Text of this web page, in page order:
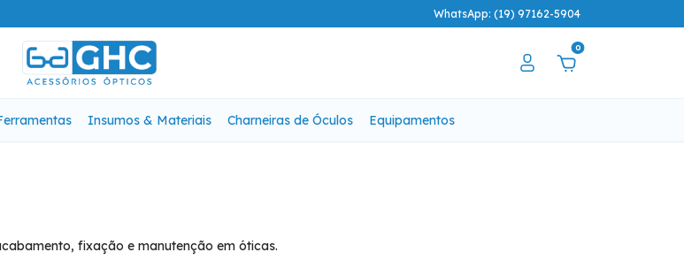
WhatsApp: (19) 97162-5904
0
Insumos & Materiais Charneiras de Óculos Equipamentos
fixação e manutenção em óticas.